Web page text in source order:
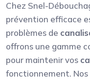
Chez Snel-
prévention efficace
problèmes de
offrons une gamme
pour maintenir vos
fonctionnement.